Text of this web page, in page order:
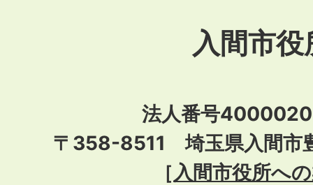
入間市役
法人番号
〒358-8511 埼玉県入間市
［入間市役所へ